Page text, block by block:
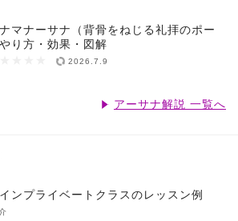
マナーサナ（背骨をねじる礼拝のポー
り方・効果・図解
2026.7.9
アーサナ解説 一覧へ
ンプライベートクラスのレッスン例